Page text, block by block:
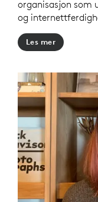
organisasjon som
og
Les mer